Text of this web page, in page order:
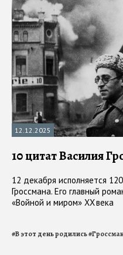
12.12.2025
10 цитат Василия
12 декабря исполняется
Гроссмана. Его главный
«Войной и миром» XX века
#В этот день родились#